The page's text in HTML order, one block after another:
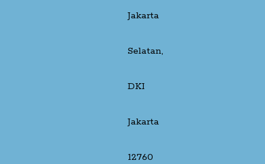
Jakarta
Selatan,
DKI
Jakarta
12760